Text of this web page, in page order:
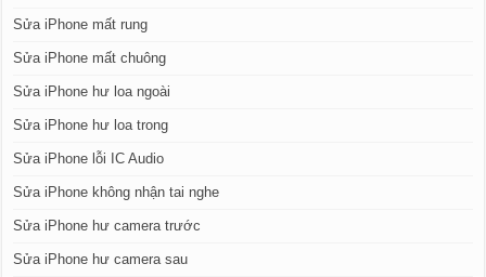
Sửa iPhone mất rung
Sửa iPhone mất chuông
Sửa iPhone hư loa ngoài
Sửa iPhone hư loa trong
Sửa iPhone lỗi IC Audio
Sửa iPhone không nhận tai nghe
Sửa iPhone hư camera trước
Sửa iPhone hư camera sau